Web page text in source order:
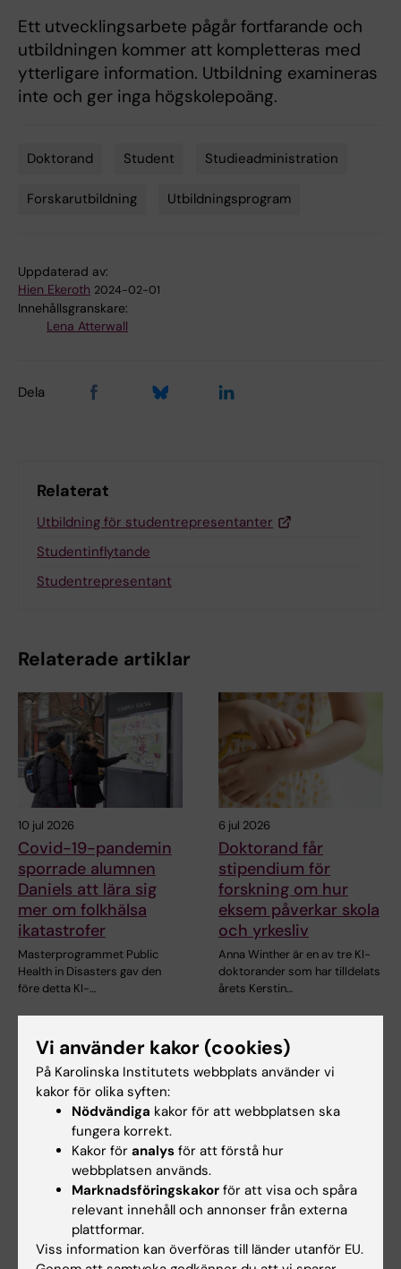
Ett utvecklingsarbete pågår fortfarande och
utbildningen kommer att kompletteras med
ytterligare information. Utbildning examineras
inte och ger inga högskolepoäng.
Doktorand Student Studieadministration
Forskarutbildning Utbildningsprogram
Uppdaterad av:
Hien Ekeroth 2024-02-01
Innehållsgranskare:
Lena Atterwall
Dela
Relaterat
Utbildning för studentrepresentanter
Studentinflytande
Studentrepresentant
Relaterade artiklar
10 jul 2026
Covid-19-pandemin
sporrade alumnen
Daniels att lära sig
mer om folkhälsa
ikatastrofer
Masterprogrammet Public
Health in Disasters gav den
före detta KI-…
6 jul 2026
Doktorand får
stipendium för
forskning om hur
eksem påverkar skola
och yrkesliv
Anna Winther är en av tre KI-
doktorander som har tilldelats
årets Kerstin…
29 jun 2026
Nytt AI-nätverk ska
stärka stödet till KI-
anställda och
studenter
Nu går "sista kullen"
från gamla
läkarprogrammet ut i
yrkeslivet
Vi använder kakor (cookies)
På Karolinska Institutets webbplats använder vi
kakor för olika syften:
Nödvändiga kakor för att webbplatsen ska
fungera korrekt.
Kakor för analys för att förstå hur
webbplatsen används.
Marknadsföringskakor för att visa och spåra
relevant innehåll och annonser från externa
plattformar.
Viss information kan överföras till länder utanför EU.